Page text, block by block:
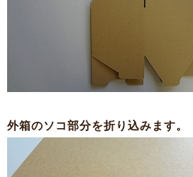
外箱のソコ部分を折り込みます。